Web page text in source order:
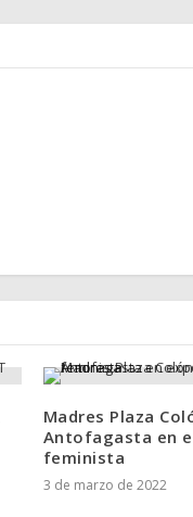
Madres Plaza
Antofagasta en
feminista
3 de marzo de 2022